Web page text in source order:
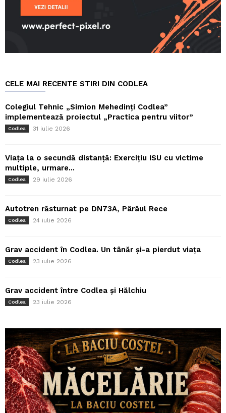
CELE MAI RECENTE STIRI DIN CODLEA
Colegiul Tehnic „Simion Mehedinți Codlea”
implementează proiectul „Practica pentru viitor”
Codlea 31 iulie 2026
Viața la o secundă distanță: Exercițiu ISU cu victime
multiple, urmare...
Codlea 29 iulie 2026
Autotren răsturnat pe DN73A, Pârâul Rece
Codlea 24 iulie 2026
Grav accident în Codlea. Un tânăr și-a pierdut viața
Codlea 23 iulie 2026
Grav accident între Codlea și Hălchiu
Codlea 23 iulie 2026